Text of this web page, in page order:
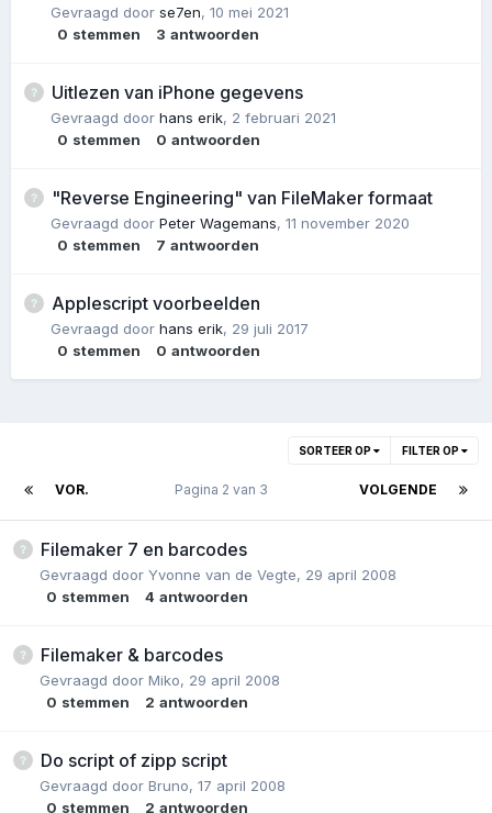
Gevraagd door se7en, 10 mei 2021
0 stemmen 3 antwoorden
Uitlezen van iPhone gegevens
Gevraagd door hans erik, 2 februari 2021
0 stemmen 0 antwoorden
"Reverse Engineering" van FileMaker formaat
Gevraagd door Peter Wagemans, 11 november 2020
0 stemmen 7 antwoorden
Applescript voorbeelden
Gevraagd door hans erik, 29 juli 2017
0 stemmen 0 antwoorden
SORTEER OP FILTER OP
VOR. VOLGENDE
Pagina 2 van 3
Filemaker 7 en barcodes
Gevraagd door Yvonne van de Vegte, 29 april 2008
0 stemmen 4 antwoorden
Filemaker & barcodes
Gevraagd door Miko, 29 april 2008
0 stemmen 2 antwoorden
Do script of zipp script
Gevraagd door Bruno, 17 april 2008
0 stemmen 2 antwoorden